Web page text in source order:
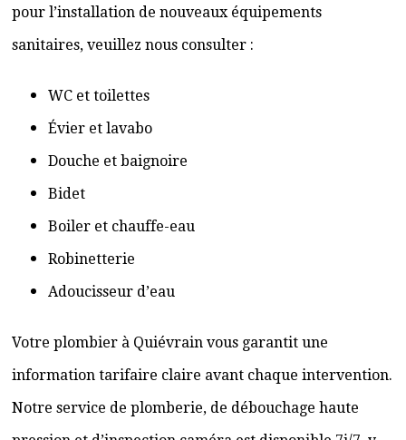
pour l’installation de nouveaux équipements
sanitaires, veuillez nous consulter :
WC et toilettes
Évier et lavabo
Douche et baignoire
Bidet
Boiler et chauffe-eau
Robinetterie
Adoucisseur d’eau
Votre plombier à Quiévrain vous garantit une
information tarifaire claire avant chaque intervention.
Notre service de plomberie, de débouchage haute